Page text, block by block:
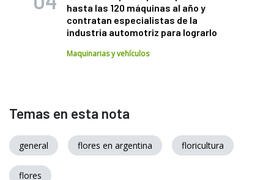
hasta las 120 máquinas al año y
contratan especialistas de la
industria automotriz para lograrlo
Maquinarias y vehículos
Temas en esta nota
general flores en argentina floricultura
flores